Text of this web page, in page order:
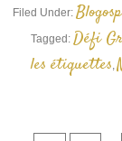
Filed Under:
Tagged: Défi
les étiquettes,